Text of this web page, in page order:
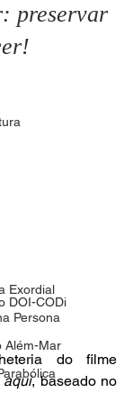
Exordial
Persona
Além-Mar
preservar
DOI-CODi
do filme
aqui, baseado no